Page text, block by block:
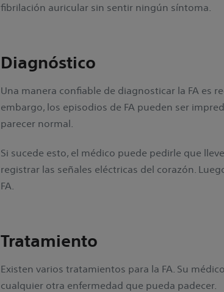
fibrilación auricular sin sentir ningún síntoma.
Diagnóstico
Una manera confiable de diagnosticar la FA es
embargo, los episodios de FA pueden ser
parecer normal.
Si sucede esto, el médico puede pedirle que
registrar las señales eléctricas del corazón.
FA.
Tratamiento
Existen varios tratamientos para la FA. Su
cualquier otra enfermedad que pueda padecer.